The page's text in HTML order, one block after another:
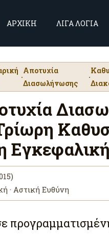
ΑΡΧΙΚΗ ΛΙΓΑ ΛΟΓΙΑ
·
Αποτυχία
Διασωλήνωσης
·
· Αστική Ευθύνη